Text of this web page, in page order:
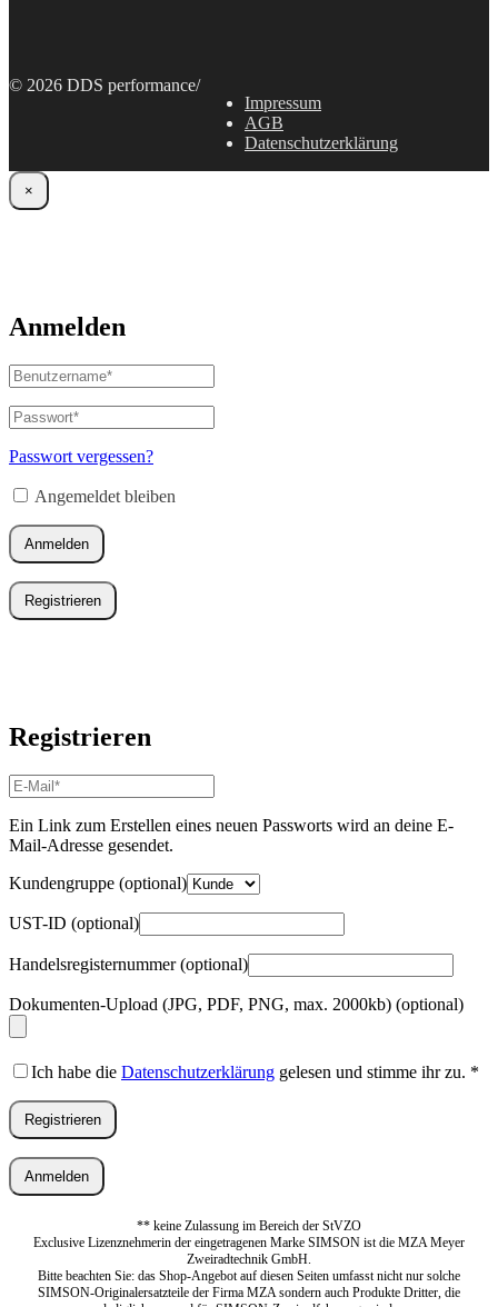
© 2026 DDS performance/
Impressum
AGB
Datenschutzerklärung
×
Anmelden
Benutzername
oder
E-
Mail-
Adresse*
Passwort*
Erforderlich
Passwort vergessen?
Angemeldet bleiben
Anmelden
Registrieren
Registrieren
E-
Mail-
Adresse*
Erforderlich
Ein Link zum Erstellen eines neuen Passworts wird an deine E-
Mail-Adresse gesendet.
Kundengruppe (optional)
UST-ID (optional)
Handelsregisternummer(optional)
Dokumenten-Upload (JPG, PDF, PNG, max. 2000kb) (optional)
Ich habe die Datenschutzerklärung gelesen und stimme ihr zu. *
Registrieren
Anmelden
** keine Zulassung im Bereich der StVZO
Exclusive Lizenznehmerin der eingetragenen Marke SIMSON ist die MZA Meyer
Zweiradtechnik GmbH.
Bitte beachten Sie: das Shop-Angebot auf diesen Seiten umfasst nicht nur solche
SIMSON-Originalersatzteile der Firma MZA sondern auch Produkte Dritter, die